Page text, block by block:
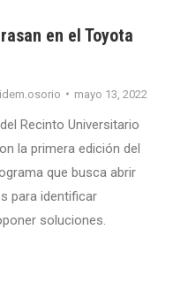
en el Toyota
idem.osorio mayo 13, 2022
Recinto Universitario
la primera edición del
que busca abrir
para identificar
soluciones.